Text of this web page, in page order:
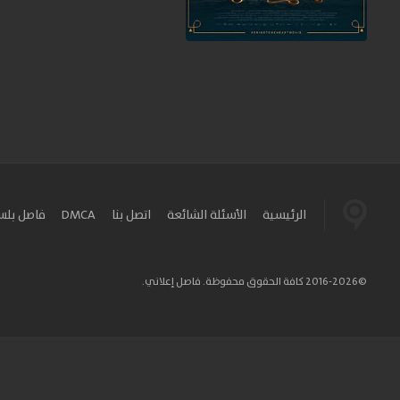
الرئيسية الأسئلة الشائعة اتصل بنا DMCA فاصل
©2016-2026 كافة الحقوق محفوظة. فاصل إعلاني.